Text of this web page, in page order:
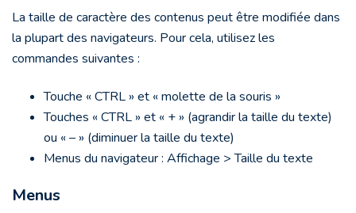
La taille de caractère des contenus peut être modifiée dans
la plupart des navigateurs. Pour cela, utilisez les
commandes suivantes :
Touche « CTRL » et « molette de la souris »
Touches « CTRL » et « + » (agrandir la taille du texte)
ou « – » (diminuer la taille du texte)
Menus du navigateur : Affichage > Taille du texte
Menus